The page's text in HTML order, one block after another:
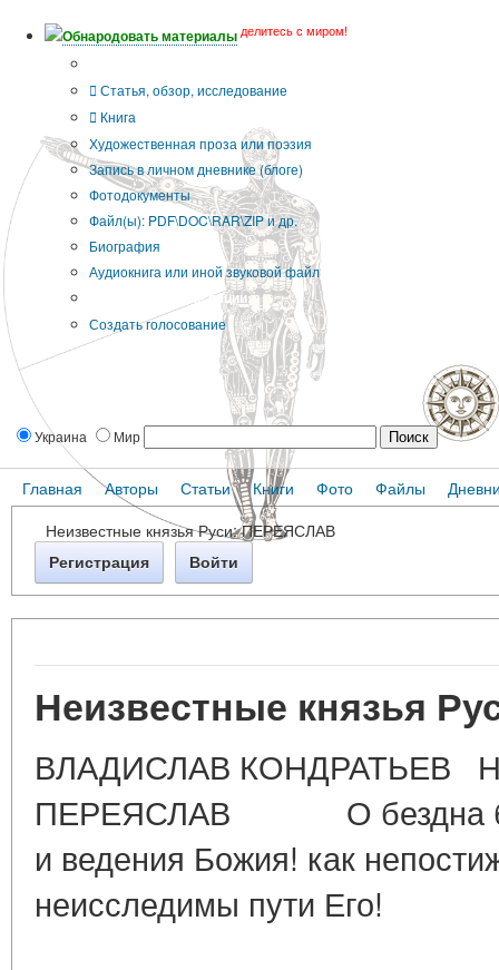
Обнародовать материалы делитесь с миром!
Статья, обзор, исследование
Книга
Художественная проза или поэзия
Запись в личном дневнике (блоге)
Фотодокументы
Файл(ы): PDF\DOC\RAR\ZIP и др.
Биография
Аудиокнига или иной звуковой файл
Дополнительные опции:
Создать голосование
Украина Мир
Главная Авторы Статьи Книги Фото Файлы
Неизвестные князья Руси: ПЕРЕЯСЛАВ
Регистрация Войти
Неизвестные князья
ВЛАДИСЛАВ КОНДРАТЬЕВ
ПЕРЕЯСЛАВ О бездна
и ведения Божия! как
неисследимы пути